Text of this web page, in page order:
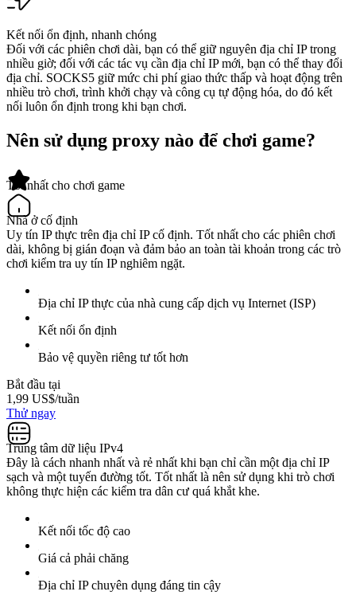
Kết nối ổn định, nhanh chóng
Đối với các phiên chơi dài, bạn có thể giữ nguyên địa chỉ IP trong
nhiều giờ; đối với các tác vụ cần địa chỉ IP mới, bạn có thể thay đổi
địa chỉ. SOCKS5 giữ mức chi phí giao thức thấp và hoạt động trên
nhiều trò chơi, trình khởi chạy và công cụ tự động hóa, do đó kết
nối luôn ổn định trong khi bạn chơi.
Nên sử dụng proxy nào để chơi game?
Tốt nhất cho chơi game
Nhà ở cố định
Uy tín IP thực trên địa chỉ IP cố định. Tốt nhất cho các phiên chơi
dài, không bị gián đoạn và đảm bảo an toàn tài khoản trong các trò
chơi kiểm tra uy tín IP nghiêm ngặt.
Địa chỉ IP thực của nhà cung cấp dịch vụ Internet (ISP)
Kết nối ổn định
Bảo vệ quyền riêng tư tốt hơn
Bắt đầu tại
1,99 US$/tuần
Thử ngay
Trung tâm dữ liệu IPv4
Đây là cách nhanh nhất và rẻ nhất khi bạn chỉ cần một địa chỉ IP
sạch và một tuyến đường tốt. Tốt nhất là nên sử dụng khi trò chơi
không thực hiện các kiểm tra dân cư quá khắt khe.
Kết nối tốc độ cao
Giá cả phải chăng
Địa chỉ IP chuyên dụng đáng tin cậy